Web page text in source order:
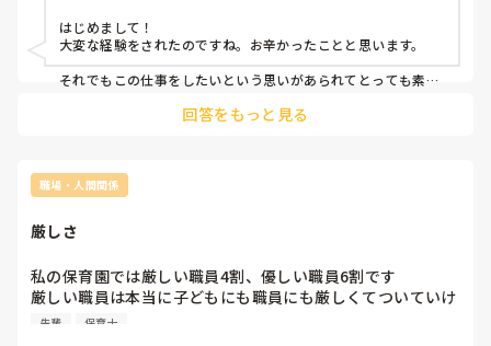
はじめまして！
大変な経験をされたのですね。お辛かったことと思います。
それでもこの仕事をしたいという思いがあられてとっても素敵
際には面接時にきちんと説明していいのではないかなと思いま
た上で採用してくれる素敵な園に出会ってほしいなと心から思
います。
すように…願ってます😊
回答をもっと見る
職場・人間関係
厳しさ
私の保育園では厳しい職員4割、優しい職員6割です
厳しい職員は本当に子どもにも職員にも厳しくてついていけ
ません。
先輩 保育士